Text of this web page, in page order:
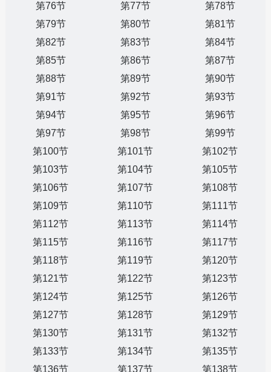
第76节
第77节
第78节
第79节
第80节
第81节
第82节
第83节
第84节
第85节
第86节
第87节
第88节
第89节
第90节
第91节
第92节
第93节
第94节
第95节
第96节
第97节
第98节
第99节
第100节
第101节
第102节
第103节
第104节
第105节
第106节
第107节
第108节
第109节
第110节
第111节
第112节
第113节
第114节
第115节
第116节
第117节
第118节
第119节
第120节
第121节
第122节
第123节
第124节
第125节
第126节
第127节
第128节
第129节
第130节
第131节
第132节
第133节
第134节
第135节
第136节
第137节 第138节